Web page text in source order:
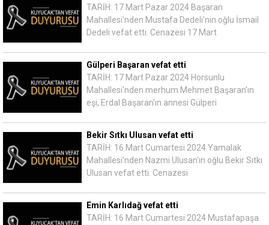
TARİH: 17 Mart Pazar 2024 Başaran
Mahallesi'nden Mustafa Dedeli'nin oğlu İsmail
Dedeli vefat etti. Cenazesi 17 Mart
Gülperi Başaran vefat etti
TARİH: 17 Mart Pazar 2024 Horsunlu
Mahallesi'nden merhum Mehmet Başaran'ın
eşi, Erdal Başaran'ın annesi Gülperi
Bekir Sıtkı Ulusan vefat etti
TARİH: 16 Mart Cumartesi 2024 Yamalak
Mahallesi'nden Nazmi Ulusan'ın oğlu Bekir Sıtkı
Ulusan vefat etti. Cenazesi
Emin Karlıdağ vefat etti
TARİH: 16 Mart Cumartesi 2024 Mustafapaşa